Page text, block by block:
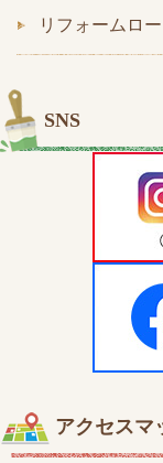
リフォームロ
SNS
アクセスマ